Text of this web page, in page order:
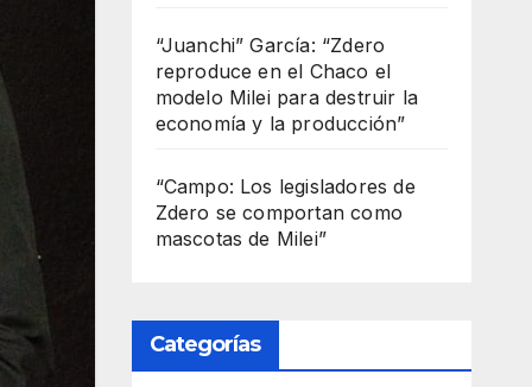
“Juanchi” García: “Zdero
reproduce en el Chaco el
modelo Milei para destruir la
economía y la producción”
“Campo: Los legisladores de
Zdero se comportan como
mascotas de Milei”
Categorías